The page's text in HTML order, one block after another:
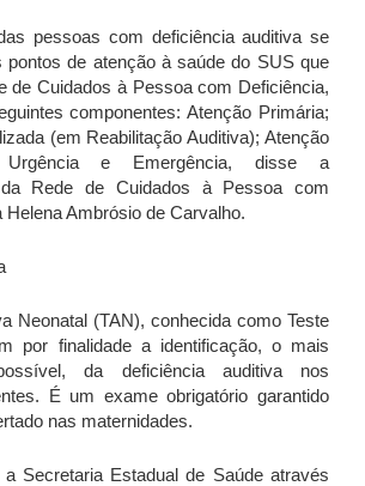
pessoas com deficiência auditiva se
pontos de atenção à saúde do SUS que
de Cuidados à Pessoa com Deficiência,
componentes: Atenção Primária;
(em Reabilitação Auditiva); Atenção
Urgência e Emergência, disse a
da Rede de Cuidados à Pessoa com
Helena Ambrósio de Carvalho.
Neonatal (TAN), conhecida como Teste
por finalidade a identificação, o mais
da deficiência auditiva nos
É um exame obrigatório garantido
nas maternidades.
a Secretaria Estadual de Saúde através